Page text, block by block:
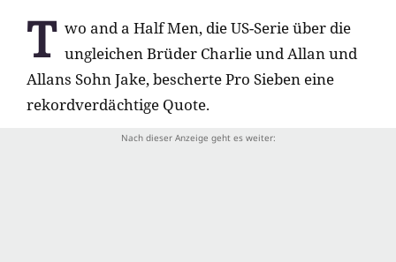
T wo and a Half Men, die US-Serie über die
ungleichen Brüder Charlie und Allan und
Allans Sohn Jake, bescherte Pro Sieben eine
rekordverdächtige Quote.